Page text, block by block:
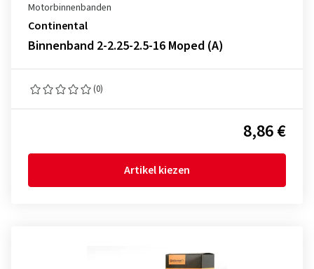
Motorbinnenbanden
Continental
Binnenband 2-2.25-2.5-16 Moped (A)
(0)
8,86 €
Artikel kiezen